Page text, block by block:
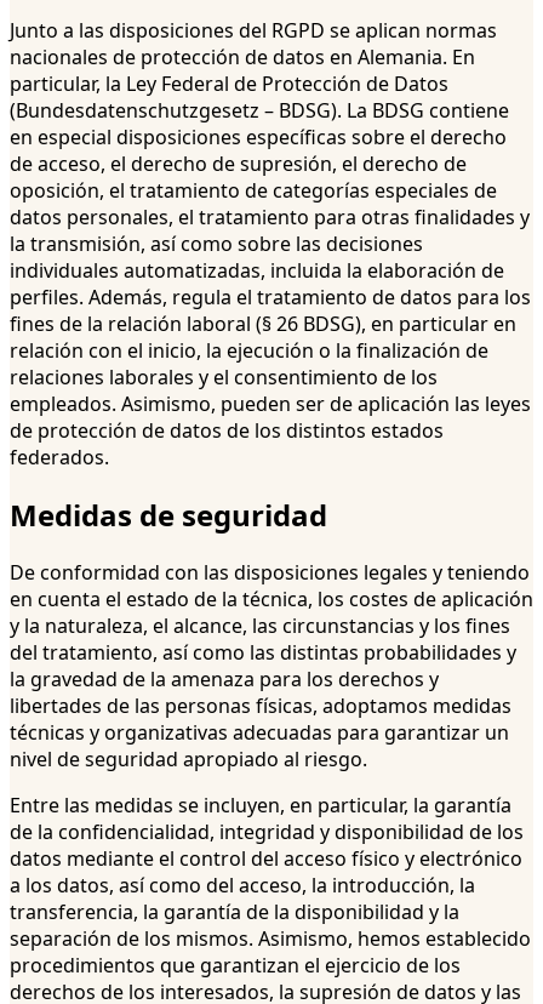
Junto a las disposiciones del RGPD se aplican normas
nacionales de protección de datos en Alemania. En
particular, la Ley Federal de Protección de Datos
(Bundesdatenschutzgesetz – BDSG). La BDSG contiene
en especial disposiciones específicas sobre el derecho
de acceso, el derecho de supresión, el derecho de
oposición, el tratamiento de categorías especiales de
datos personales, el tratamiento para otras finalidades y
la transmisión, así como sobre las decisiones
individuales automatizadas, incluida la elaboración de
perfiles. Además, regula el tratamiento de datos para los
fines de la relación laboral (§ 26 BDSG), en particular en
relación con el inicio, la ejecución o la finalización de
relaciones laborales y el consentimiento de los
empleados. Asimismo, pueden ser de aplicación las leyes
de protección de datos de los distintos estados
federados.
Medidas de seguridad
De conformidad con las disposiciones legales y teniendo
en cuenta el estado de la técnica, los costes de aplicación
y la naturaleza, el alcance, las circunstancias y los fines
del tratamiento, así como las distintas probabilidades y
la gravedad de la amenaza para los derechos y
libertades de las personas físicas, adoptamos medidas
técnicas y organizativas adecuadas para garantizar un
nivel de seguridad apropiado al riesgo.
Entre las medidas se incluyen, en particular, la garantía
de la confidencialidad, integridad y disponibilidad de los
datos mediante el control del acceso físico y electrónico
a los datos, así como del acceso, la introducción, la
transferencia, la garantía de la disponibilidad y la
separación de los mismos. Asimismo, hemos establecido
procedimientos que garantizan el ejercicio de los
derechos de los interesados, la supresión de datos y las